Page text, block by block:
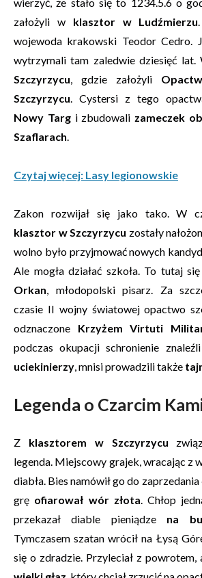
założyli w klasztor w Ludźmierzu
wojewoda krakowski Teodor Cedro.
wytrzymali tam zaledwie dziesięć
Szczyrzycu, gdzie założyli
Szczyrzycu. Cystersi z tego
Nowy Targi zbudowali zameczek
Szaflarach.
Czytaj więcej: Lasy legionowskie
Zakon rozwijał się jako tako. W
klasztor w Szczyrzycu zostały
wolno było przyjmować nowych
Ale mogła działać szkoła. To tutaj się
Orkan, młodopolski pisarz. Za
czasie II wojny światowej opactwo
odznaczone Krzyżem Virtuti
podczas okupacji schronienie
uciekinierzy, mnisi prowadzili także
Legenda o Czarcim
Z klasztorem w Szczyrzycu
legenda. Miejscowy grajek, wracając z
diabła. Bies namówił go do
grę ofiarował wór złota. Chłop
przekazał diable pieniądze na
Tymczasem szatan wrócił na Łysą
się o zdradzie. Przyleciał z powrotem,